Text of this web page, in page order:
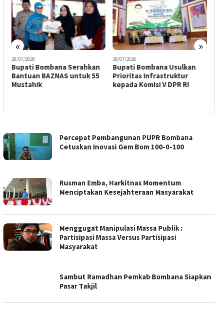
« »
26/07/2026
Bupati Bombana Usulkan
Prioritas Infrastruktur
kepada Komisi V DPR RI
13/07/2026
Mendagri Minta Kepala
Daerah Tetap Alokasikan
APBD untuk PKK Meski Ada
PORTAL
BERITA
SULTRANET.COM
Percepat Pembangunan PUPR Bombana
Cetuskan Inovasi Gem Bom 100-0-100
Rusman Emba, Harkitnas Momentum
Menciptakan Kesejahteraan Masyarakat
Menggugat Manipulasi Massa Publik :
Partisipasi Massa Versus Partisipasi
Masyarakat
Sambut Ramadhan Pemkab Bombana Siapkan
Pasar Takjil